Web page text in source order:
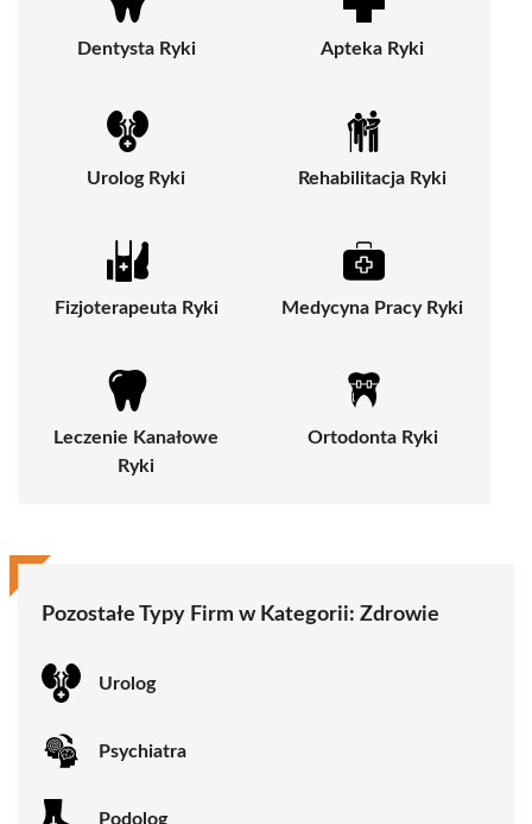
Dentysta Ryki Apteka Ryki
Urolog Ryki Rehabilitacja Ryki
Fizjoterapeuta Ryki Medycyna Pracy Ryki
Leczenie Kanałowe
Ryki
Ortodonta Ryki
Pozostałe Typy Firm w Kategorii: Zdrowie
Urolog
Psychiatra
Podolog